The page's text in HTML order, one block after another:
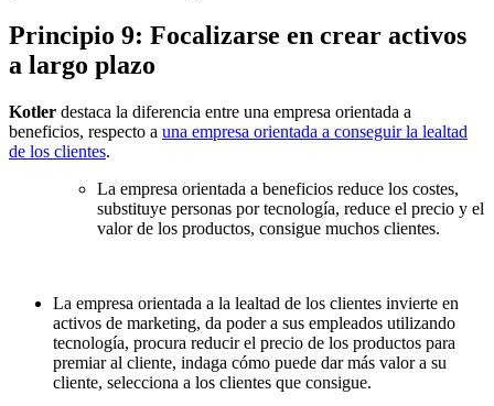
Principio 9: Focalizarse en crear activos
a largo plazo
Kotler destaca la diferencia entre una empresa orientada a
beneficios, respecto a una empresa orientada a conseguir la lealtad
de los clientes.
La empresa orientada a beneficios reduce los costes,
substituye personas por tecnología, reduce el precio y el
valor de los productos, consigue muchos clientes.
La empresa orientada a la lealtad de los clientes invierte en
activos de marketing, da poder a sus empleados utilizando
tecnología, procura reducir el precio de los productos para
premiar al cliente, indaga cómo puede dar más valor a su
cliente, selecciona a los clientes que consigue.